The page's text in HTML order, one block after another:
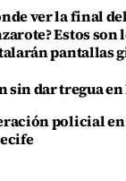
ver la final
Estos
pantallas
sin dar tregua
policial